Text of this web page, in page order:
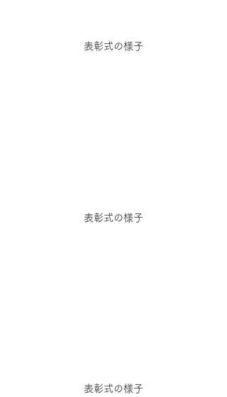
表彰式の様子
表彰式の様子
表彰式の様子